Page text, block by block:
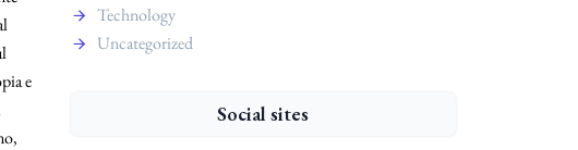
e
Technology
Uncategorized
Social sites